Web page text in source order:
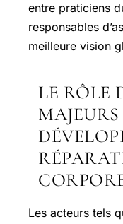
entre praticiens
responsables
meilleure vision
LE RÔLE
Les acteurs tels